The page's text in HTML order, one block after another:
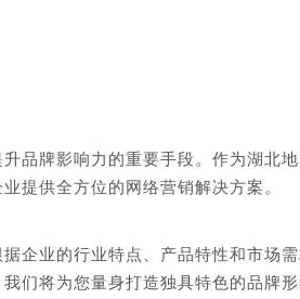
品牌影响力的重要手段。作为湖北
提供全方位的网络营销解决方案。
企业的行业特点、产品特性和市场
们将为您量身打造独具特色的品牌